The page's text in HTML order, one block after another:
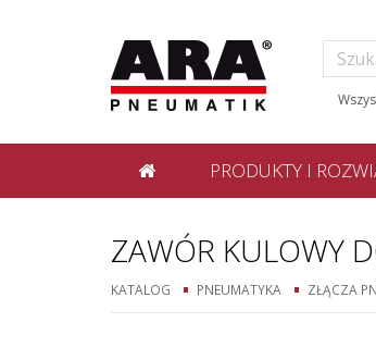
PRODUKTY I
ZAWÓR KULOWY
KATALOG PNEUMATYKA ZŁĄCZA